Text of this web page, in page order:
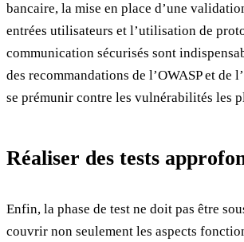
bancaire, la mise en place d’une
entrées utilisateurs et l’utilisation de
communication sécurisés sont
des recommandations de l’OWASP et de
se prémunir contre les vulnérabilités les
Réaliser des tests
Enfin, la phase de test ne doit pas être
couvrir non seulement les aspects